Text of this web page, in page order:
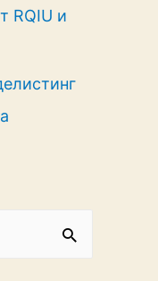
RQIU и